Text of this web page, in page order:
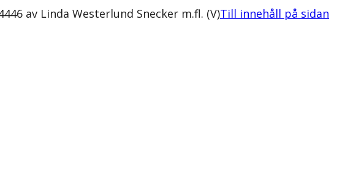
av Linda Westerlund Snecker m.fl. (V)Till innehåll på sidan